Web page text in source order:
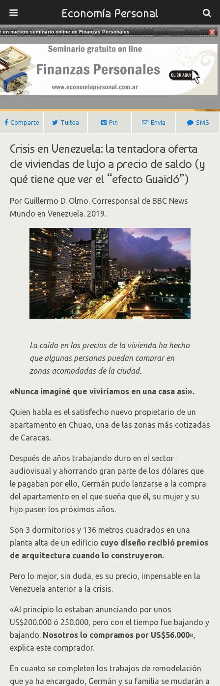
Economía Personal
13/08/2024
¿Cuánto Vale Una Casa En Caracas?
Gustavo Ibañez Padilla
Comparte Tuitea Pin Envía SMS
Crisis en Venezuela: la tentadora oferta
de viviendas de lujo a precio de saldo (y
qué tiene que ver el “efecto Guaidó”)
Por Guillermo D. Olmo. Corresponsal de BBC News
Mundo en Venezuela. 2019.
La caída en los precios de la vivienda ha hecho
que algunas personas puedan comprar en
zonas acomodadas de la ciudad.
«Nunca imaginé que viviríamos en una casa así».
Quien habla es el satisfecho nuevo propietario de un
apartamento en Chuao, una de las zonas más cotizadas
de Caracas.
Después de años trabajando duro en el sector
audiovisual y ahorrando gran parte de los dólares que
le pagaban por ello, Germán pudo lanzarse a la compra
del apartamento en el que sueña que él, su mujer y su
hijo pasen los próximos años.
Son 3 dormitorios y 136 metros cuadrados en una
planta alta de un edificio cuyo diseño recibió premios
de arquitectura cuando lo construyeron.
Pero lo mejor, sin duda, es su precio, impensable en la
Venezuela anterior a la crisis.
«Al principio lo estaban anunciando por unos
US$200.000 ó 250.000, pero con el tiempo fue bajando y
bajando. Nosotros lo compramos por US$56.000«,
explica este comprador.
En cuanto se completen los trabajos de remodelación
que ya ha encargado, Germán y su familia se mudarán a
en nuestro seminario online de Finanzas Personales